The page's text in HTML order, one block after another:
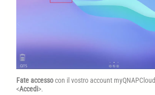
Fate accessocon il vostro account myQNAPCloud
<Accedi>.